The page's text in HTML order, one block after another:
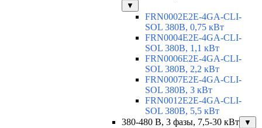
▼
FRN0002E2E-4GA-CLI-
SOL 380В, 0,75 кВт
FRN0004E2E-4GA-CLI-
SOL 380В, 1,1 кВт
FRN0006E2E-4GA-CLI-
SOL 380В, 2,2 кВт
FRN0007E2E-4GA-CLI-
SOL 380В, 3 кВт
FRN0012E2E-4GA-CLI-
SOL 380В, 5,5 кВт
380-480 В, 3 фазы, 7,5-30 кВт
▼